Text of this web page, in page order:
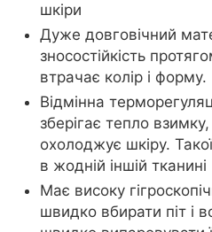
шкіри
Дуже довговічний
зносостійкість
втрачає колір і форму.
Відмінна
зберігає тепло
охолоджує шкіру.
в жодній іншій тканині
Має високу
швидко вбирати піт і